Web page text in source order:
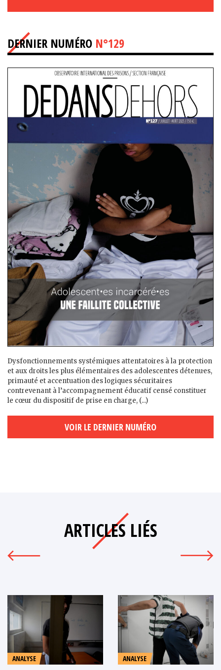
DERNIER NUMÉRO N°129
Dysfonctionnements systémiques attentatoires à la protection
et aux droits les plus élémentaires des adolescent·es détenu·es,
primauté et accentuation des logiques sécuritaires
contrevenant à l’accompagnement éducatif censé constituer
le cœur du dispositif de prise en charge, (...)
VOIR LE DERNIER NUMÉRO
ARTICLES LIÉS
ANALYSE ANALYSE